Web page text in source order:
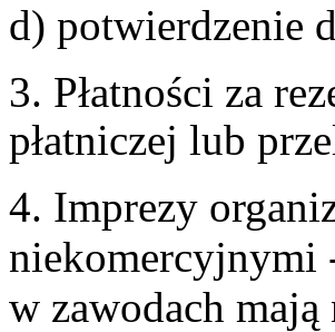
d) potwierdzenie
3. Płatności za
płatniczej lub
4. Imprezy
niekomercyjnymi
w zawodach